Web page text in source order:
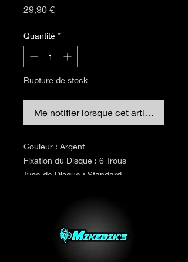
29,90 €Prix
Quantité *
Rupture de stock
Me notifier lorsque cet article est
Couleur : Argent
Fixation du Disque : 6 Trous
Type de Disque : Standard